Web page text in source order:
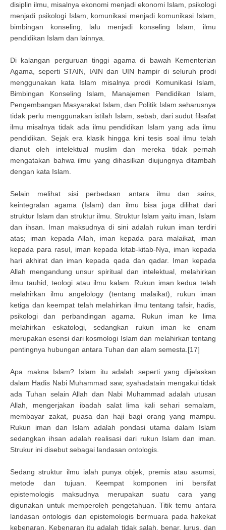
disiplin ilmu, misalnya ekonomi menjadi ekonomi Islam, psikologi
menjadi psikologi Islam, komunikasi menjadi komunikasi Islam,
bimbingan konseling, lalu menjadi konseling Islam, ilmu
pendidikan Islam dan lainnya.
Di kalangan perguruan tinggi agama di bawah Kementerian
Agama, seperti STAIN, IAIN dan UIN hampir di seluruh prodi
menggunakan kata Islam misalnya prodi Komunikasi Islam,
Bimbingan Konseling Islam, Manajemen Pendidikan Islam,
Pengembangan Masyarakat Islam, dan Politik Islam seharusnya
tidak perlu menggunakan istilah Islam, sebab, dari sudut filsafat
ilmu misalnya tidak ada ilmu pendidikan Islam yang ada ilmu
pendidikan. Sejak era klasik hingga kini tesis soal ilmu telah
dianut oleh intelektual muslim dan mereka tidak pernah
mengatakan bahwa ilmu yang dihasilkan diujungnya ditambah
dengan kata Islam.
Selain melihat sisi perbedaan antara ilmu dan sains,
keintegralan agama (Islam) dan ilmu bisa juga dilihat dari
struktur Islam dan struktur ilmu. Struktur Islam yaitu iman, Islam
dan ihsan. Iman maksudnya di sini adalah rukun iman terdiri
atas; iman kepada Allah, iman kepada para malaikat, iman
kepada para rasul, iman kepada kitab-kitab-Nya, iman kepada
hari akhirat dan iman kepada qada dan qadar. Iman kepada
Allah mengandung unsur spiritual dan intelektual, melahirkan
ilmu tauhid, teologi atau ilmu kalam. Rukun iman kedua telah
melahirkan ilmu angelology (tentang malaikat), rukun iman
ketiga dan keempat telah melahirkan ilmu tentang tafsir, hadis,
psikologi dan perbandingan agama. Rukun iman ke lima
melahirkan eskatologi, sedangkan rukun iman ke enam
merupakan esensi dari kosmologi Islam dan melahirkan tentang
pentingnya hubungan antara Tuhan dan alam semesta.[17]
Apa makna Islam? Islam itu adalah seperti yang dijelaskan
dalam Hadis Nabi Muhammad saw, syahadatain mengakui tidak
ada Tuhan selain Allah dan Nabi Muhammad adalah utusan
Allah, mengerjakan ibadah salat lima kali sehari semalam,
membayar zakat, puasa dan haji bagi orang yang mampu.
Rukun iman dan Islam adalah pondasi utama dalam Islam
sedangkan ihsan adalah realisasi dari rukun Islam dan iman.
Strukur ini disebut sebagai landasan ontologis.
Sedang struktur ilmu ialah punya objek, premis atau asumsi,
metode dan tujuan. Keempat komponen ini bersifat
epistemologis maksudnya merupakan suatu cara yang
digunakan untuk memperoleh pengetahuan. Titik temu antara
landasan ontologis dan epistemologis bermuara pada hakekat
kebenaran. Kebenaran itu adalah tidak salah, benar, lurus, dan